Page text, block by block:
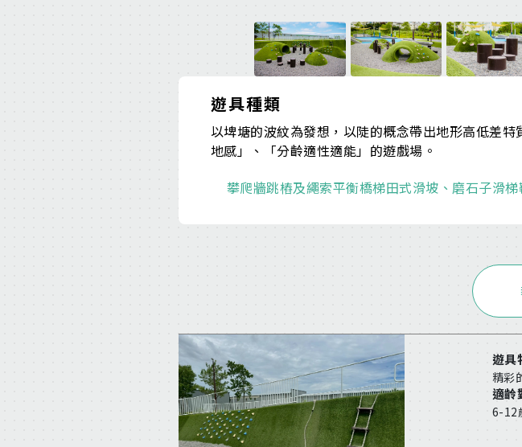
遊具種類
以埤塘的波紋為發想，以陡的概念帶出地形高低差
地感」、「分齡適性適能」的遊戲場。
攀爬牆跳樁及繩索平衡橋梯田式滑坡、磨石子滑梯
遊具
精彩
適齡
6-12